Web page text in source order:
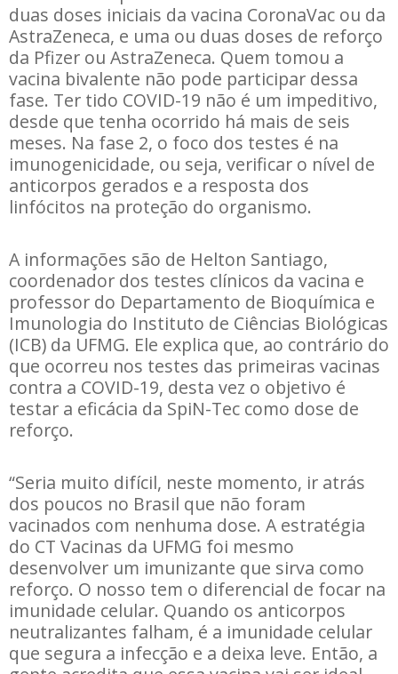
duas doses iniciais da vacina CoronaVac ou da
AstraZeneca, e uma ou duas doses de reforço
da Pfizer ou AstraZeneca. Quem tomou a
vacina bivalente não pode participar dessa
fase. Ter tido COVID-19 não é um impeditivo,
desde que tenha ocorrido há mais de seis
meses. Na fase 2, o foco dos testes é na
imunogenicidade, ou seja, verificar o nível de
anticorpos gerados e a resposta dos
linfócitos na proteção do organismo.
A informações são de Helton Santiago,
coordenador dos testes clínicos da vacina e
professor do Departamento de Bioquímica e
Imunologia do Instituto de Ciências Biológicas
(ICB) da UFMG. Ele explica que, ao contrário do
que ocorreu nos testes das primeiras vacinas
contra a COVID-19, desta vez o objetivo é
testar a eficácia da SpiN-Tec como dose de
reforço.
“Seria muito difícil, neste momento, ir atrás
dos poucos no Brasil que não foram
vacinados com nenhuma dose. A estratégia
do CT Vacinas da UFMG foi mesmo
desenvolver um imunizante que sirva como
reforço. O nosso tem o diferencial de focar na
imunidade celular. Quando os anticorpos
neutralizantes falham, é a imunidade celular
que segura a infecção e a deixa leve. Então, a